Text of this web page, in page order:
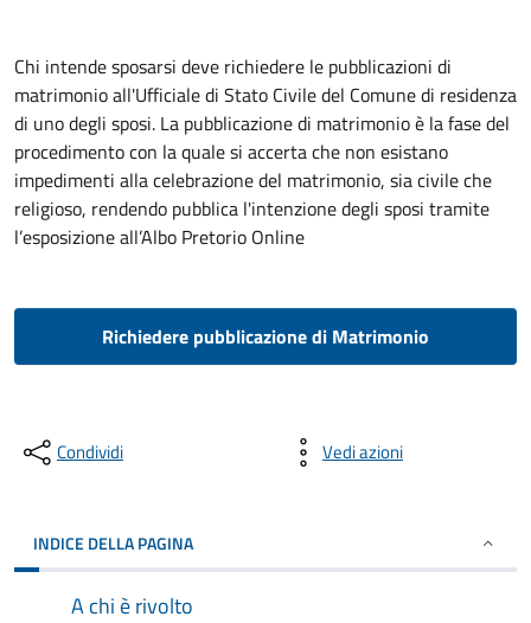
Chi intende sposarsi deve richiedere le pubblicazioni di
matrimonio all'Ufficiale di Stato Civile del Comune di residenza
di uno degli sposi. La pubblicazione di matrimonio è la fase del
procedimento con la quale si accerta che non esistano
impedimenti alla celebrazione del matrimonio, sia civile che
religioso, rendendo pubblica l'intenzione degli sposi tramite
l’esposizione all’Albo Pretorio Online
Richiedere pubblicazione di Matrimonio
Condividi Vedi azioni
INDICE DELLA PAGINA
A chi è rivolto